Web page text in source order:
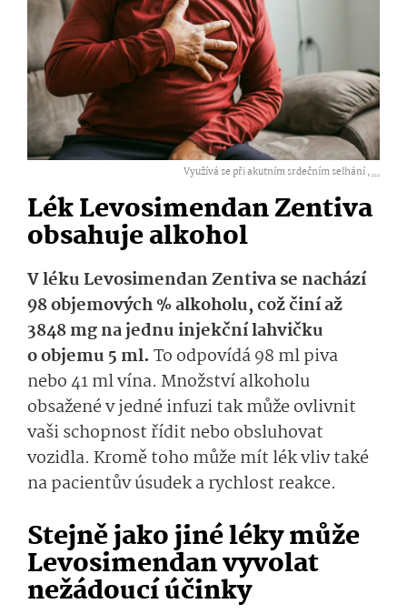
Využívá se při akutním srdečním selhání ,...
Lék Levosimendan Zentiva
obsahuje alkohol
V léku Levosimendan Zentiva se nachází
98 objemových % alkoholu, což činí až
3848 mg na jednu injekční lahvičku
o objemu 5 ml. To odpovídá 98 ml piva
nebo 41 ml vína. Množství alkoholu
obsažené v jedné infuzi tak může ovlivnit
vaši schopnost řídit nebo obsluhovat
vozidla. Kromě toho může mít lék vliv také
na pacientův úsudek a rychlost reakce.
Stejně jako jiné léky může
Levosimendan vyvolat
nežádoucí účinky